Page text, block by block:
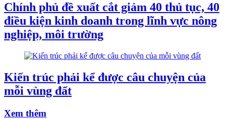
Chính phủ đề xuất cắt giảm 40 thủ tục, 40
điều kiện kinh doanh trong lĩnh vực nông
nghiệp, môi trường
Kiến trúc phải kể được câu chuyện của
mỗi vùng đất
Xem thêm